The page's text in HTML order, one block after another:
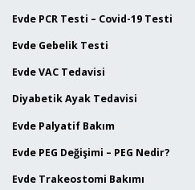
Evde PCR Testi – Covid-19 Testi
Evde Gebelik Testi
Evde VAC Tedavisi
Diyabetik Ayak Tedavisi
Evde Palyatif Bakım
Evde PEG Değişimi – PEG Nedir?
Evde Trakeostomi Bakımı